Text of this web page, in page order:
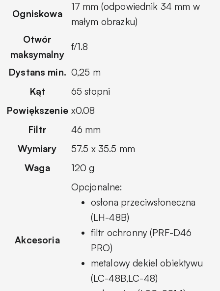
Ogniskowa
17 mm (odpowiednik 34 mm w
małym obrazku)
Otwór
maksymalny
f/1.8
Dystans min. 0,25 m
Kąt
65 stopni
Powiększenie x0.08
Filtr
46 mm
Wymiary
57.5 x 35.5 mm
Waga
120 g
Akcesoria
Opcjonalne:
osłona przeciwsłoneczna
(LH-48B)
filtr ochronny (PRF-D46
PRO)
metalowy dekiel obiektywu
(LC-48B,LC-48)